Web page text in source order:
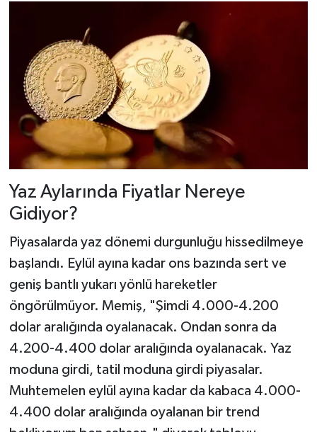
Yaz Aylarında Fiyatlar Nereye
Gidiyor?
Piyasalarda yaz dönemi durgunluğu hissedilmeye
başlandı. Eylül ayına kadar ons bazında sert ve
geniş bantlı yukarı yönlü hareketler
öngörülmüyor. Memiş, "Şimdi 4.000-4.200
dolar aralığında oyalanacak. Ondan sonra da
4.200-4.400 dolar aralığında oyalanacak. Yaz
moduna girdi, tatil moduna girdi piyasalar.
Muhtemelen eylül ayına kadar da kabaca 4.000-
4.400 dolar aralığında oyalanan bir trend